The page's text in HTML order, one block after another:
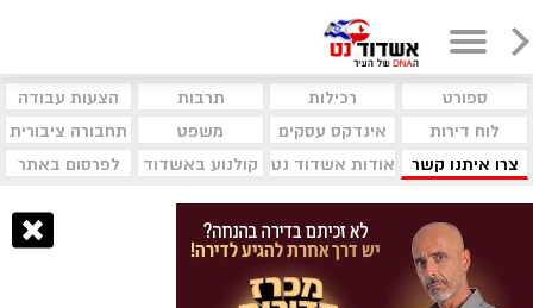
ספורט רכילות תרבות
הצעות עבודה
לוח דירות
אינדקס עסקים משפט
תחבורה ציבורית
צרו איתנו קשר
אודות אשדוד נט קולנוע באשדוד לפרסום באתר